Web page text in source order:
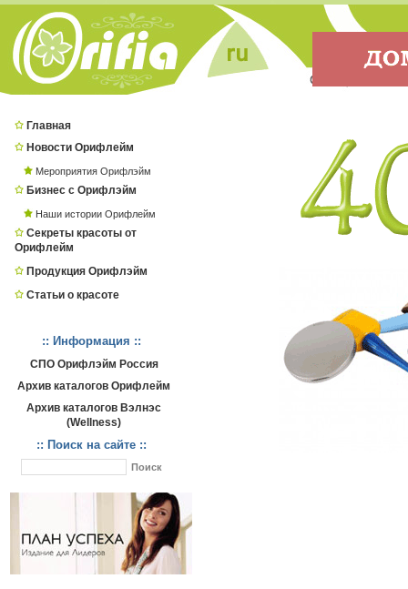
Главная
Новости Орифлейм
Мероприятия Орифлэйм
Бизнес с Орифлэйм
Наши истории Орифлейм
Секреты красоты от
Орифлейм
Продукция Орифлэйм
Статьи о красоте
:: Информация ::
СПО Орифлэйм Россия
Архив каталогов Орифлейм
Архив каталогов Вэлнэс
(Wellness)
:: Поиск на сайте ::